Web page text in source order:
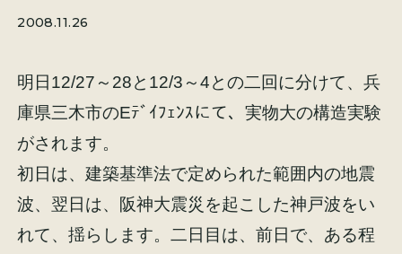
2008.11.26
明日12/27～28と12/3～4との二回に分けて、兵
庫県三木市のEﾃﾞｲﾌｪﾝｽにて、実物大の構造実験
がされます。
初日は、建築基準法で定められた範囲内の地震
波、翌日は、阪神大震災を起こした神戸波をい
れて、揺らします。二日目は、前日で、ある程
リノベーション
施工事例 お客様の声